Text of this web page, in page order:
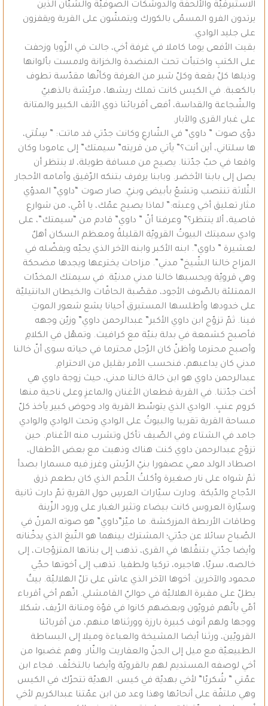
الاستبرقيّة والألحفة والدوشكات الصوفيّة والشبّان الذين
يرتدون الفرو المسمّى بالكورك ويتمشّون على القرية ويقفزون
على جليد الوادي.
بقيت الأفعى يوما كاملا في غرفة أخي، جالت في الزّويا وزحفت
على الكتبِ واختبأت تحت المنضدة والخزانة ولامست بألوانها
وذيلها كلّ بقعة وكلّ شبر من الغرفة وكأنّها مقدّسة تطوف
بالكعبة. في الكيس كانت تملك ريشها، مريّشة بالذهبيّ
والشّجاعة والقداسة، أفعى أقربائنا ذوي الأنف الكبير والمتانة
على غبار القرى والآبار.
دوّى صوت ” داوي” في الشّارعِ وكانت جدّتي قد ماتت: ” سِلْتي،
ها سلتاني، أين أنت؟” يأتي من قريته” سيمتك” إلى عامودا وكان
واقعا في حبّ جدّتنا. يصيح من مسافة طويلة، لا ينتظر أن
يصل إلى بابنا الأخضر. وبابنا يرفرف بتنكه الرّقيق وأمامه الأحجار
الثّلاثة تنتصب وتشعّ بأبيض وبنيّ. صار صوت “داوي” المدوّي
مثار تعليق أخي وعبثه:” لماذا يصيح عمّك، يا أمّي، من شوارع
قاصية، ألا ينتظر؟” وعرفنا أنّ ” داوي” قادم من “سيمتك”، على
وادي سميتك البيوتُ القرويّة القليلةُ ومعظم السكان أهلٌ
لعشيرة ” داوي”. ابنه الأكبر وابنه الآخر الذي يحبّه ويفضّله في
المزاح خالنا الشّيخ” مدني”. مزاحات يخترعها ويجدها مضحكة
وهي قرويّة ويحسبها خالنا مدني مدنيّة. في سيمتك المخدّات
الممتلئة بالصّوف الأجود، مقصّبة الحافّات والخيطان الدانتيليّة
على خدودها وأطلسها المستبرق أحيانا يشع شعور الموتِ
فينا. ثمّ تزوّج ابن داوي الأكبر” عبدالرحمن داوي” وزيّن وجهه
فأصبح كشمعة في بدلة بنيّة مع كرافيت. وتمهّل في الكلامِ
وأصبح محترما وأظنّ كان الرّجل محترما في حياته سوى أنّ خالنا
مدني كان يداعبهم، فنحسب الأمر بقليل من الاحترامِ.
عبدالرحمن داوي هو ابن خالة خالنا مدني، حيث زوجة داوي هي
أخت جدّتنا. في القرية قطعان الأغنان والماعزِ وعلى ناحية منها
كروم عنبٍ. الوادي الذي يتوسّط القرية واد وحوض كبير يأخذ كلّ
مساحة القرية تقريبا والبيوتُ على الوادي وتحت الوادي والوادي
جامد في الشتاء وفي الصّيف تأكل وتشرب منه الأغنام. حين
تزوّج عبدالرحمن داوي كنت هناك وذهبت مع بعض الأطفال،
اصطاد الولد معي عصفورا بنيّ الرّيش وغرز فيه مسمارا بصدأ
ثمّ شواه على نار صغيرة وأكلتُ اللّحم الذي كان بطعم ذرق
الدّجاج والدّيكة. ودارت سيّارات العرسِ حول القريةِ ثمّ دارت ثانية
وسيّارة العروس كانت بيضاء وتثير الغبار على ورود الزّينة
وطاقات الأربطة المزركشة. ما ميّز”داوي” هو صوته المرنّ في
الصّباح سائلا عن جدّتي؛ المشترك بينهما هو التّبغ الذي يدخّنانه
وأيضا جدّتي بتنقّلها في القرى، تذهب إلى بناتها المتزوّجات، إلى
خالصه، سريّا، هاجيره، تركيا ولطفيا. تذهب إلى أخوتها حجّي
محمود والآخرين. أخوها الآخر الذي عاش على تلّ الهلاليّة. بيتٌ
يطلّ على مقبرة الهلاليّة في حواليّ القامشلي. اتّهم أخي أقرباء
أمّي بأنّهم قرويّون وبعضهم كانوا في قوّة ومتانة الرّيف، شكلا
ووجها ولهم أنوف كبيرة بارزة وورثناها منهم، من أقربائنا
القرويّين، ورثنا أيضا المشيخة والعباءة وميلا إلى البساطة
الطبيعيّة مع ميل إلى الجنّ والعفاريت والنّار. وهم غضبوا من
أخي لوصفه المستديم لهم بالقرويّة وأيضا بالتخلّف. فجاء ابن
عمّتي ” شُكريّا” لأخي بهديّة في كيس. الهديّة تتحرّك في الكيس
وهي ملتفّة على أنحائها وهذا وعد من ابن عمّتنا عبدالكريم لأخي